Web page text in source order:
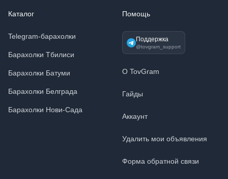
Каталог
Telegram-барахолки
Барахолки Тбилиси
Барахолки Батуми
Барахолки Белграда
Барахолки Нови-Сада
Помощь
Поддержка
@tovgram_support
О TovGram
Гайды
Аккаунт
Удалить мои объявления
Форма обратной связи